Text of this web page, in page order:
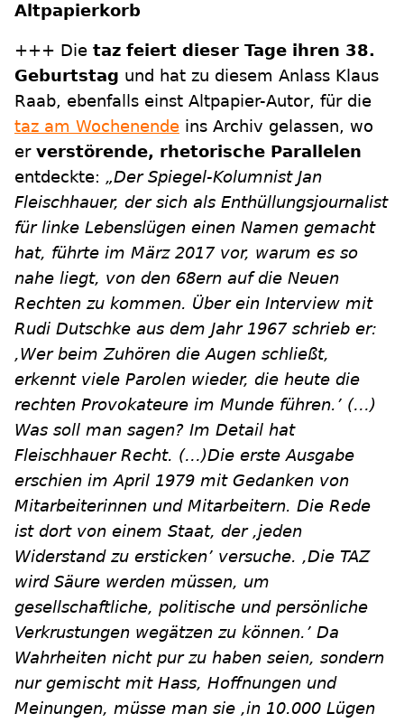
Altpapierkorb
+++ Die taz feiert dieser Tage ihren 38.
Geburtstag und hat zu diesem Anlass Klaus
Raab, ebenfalls einst Altpapier-Autor, für die
taz am Wochenende ins Archiv gelassen, wo
er verstörende, rhetorische Parallelen
entdeckte: „Der Spiegel-Kolumnist Jan
Fleischhauer, der sich als Enthüllungsjournalist
für linke Lebenslügen einen Namen gemacht
hat, führte im März 2017 vor, warum es so
nahe liegt, von den 68ern auf die Neuen
Rechten zu kommen. Über ein Interview mit
Rudi Dutschke aus dem Jahr 1967 schrieb er:
,Wer beim Zuhören die Augen schließt,
erkennt viele Parolen wieder, die heute die
rechten Provokateure im Munde führen.’ (…)
Was soll man sagen? Im Detail hat
Fleischhauer Recht. (…)Die erste Ausgabe
erschien im April 1979 mit Gedanken von
Mitarbeiterinnen und Mitarbeitern. Die Rede
ist dort von einem Staat, der ,jeden
Widerstand zu ersticken’ versuche. ,Die TAZ
wird Säure werden müssen, um
gesellschaftliche, politische und persönliche
Verkrustungen wegätzen zu können.’ Da
Wahrheiten nicht pur zu haben seien, sondern
nur gemischt mit Hass, Hoffnungen und
Meinungen, müsse man sie ,in 10.000 Lügen